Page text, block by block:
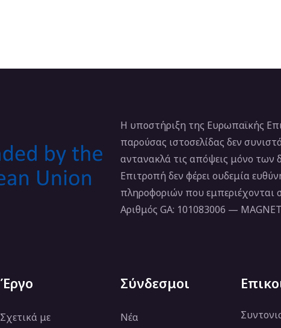
Η υποστήριξη της Ευρωπαϊκής
παρούσας ιστοσελίδας δεν
αντανακλά τις απόψεις μόνο των
Επιτροπή δεν φέρει ουδεμία
πληροφοριών που εμπεριέχονται
Αριθμός GA: 101083006 — MAGNET
Έργο
Σχετικά με
Σύνδεσμοι
Νέα